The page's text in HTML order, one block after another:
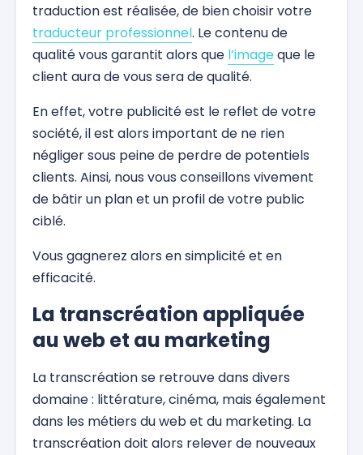
traduction est réalisée, de bien choisir votre
traducteur professionnel. Le contenu de
qualité vous garantit alors que l’imageque le
client aura de vous sera de qualité.
En effet, votre publicité est le reflet de votre
société, il est alors important de ne rien
négliger sous peine de perdre de potentiels
clients. Ainsi, nous vous conseillons vivement
de bâtir un plan et un profil de votre public
ciblé.
Vous gagnerez alors en simplicité et en
efficacité.
La transcréation appliquée
au web et au marketing
La transcréation se retrouve dans divers
domaine : littérature, cinéma, mais également
dans les métiers du web et du marketing. La
transcréation doit alors relever de nouveaux